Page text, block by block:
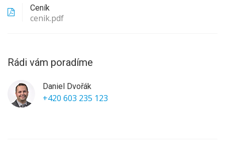
Ceník
cenik.pdf
Rádi vám poradíme
Daniel Dvořák
+420 603 235 123